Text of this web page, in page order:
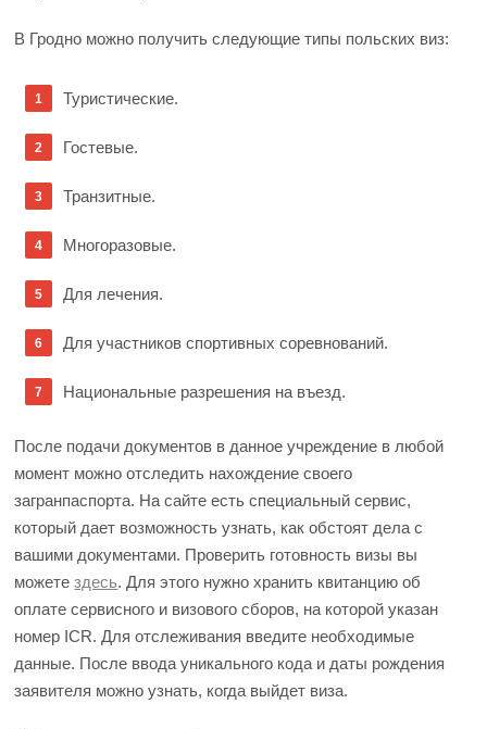
В Гродно можно получить следующие типы польских виз:
Туристические.
Гостевые.
Транзитные.
Многоразовые.
Для лечения.
Для участников спортивных соревнований.
Национальные разрешения на въезд.
После подачи документов в данное учреждение в любой
момент можно отследить нахождение своего
загранпаспорта. На сайте есть специальный сервис,
который дает возможность узнать, как обстоят дела с
вашими документами. Проверить готовность визы вы
можетездесь. Для этого нужно хранить квитанцию об
оплате сервисного и визового сборов, на которой указан
номер ICR. Для отслеживания введите необходимые
данные. После ввода уникального кода и даты рождения
заявителя можно узнать, когда выйдет виза.